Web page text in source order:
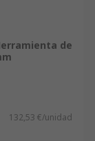
de
132,53 €/unidad